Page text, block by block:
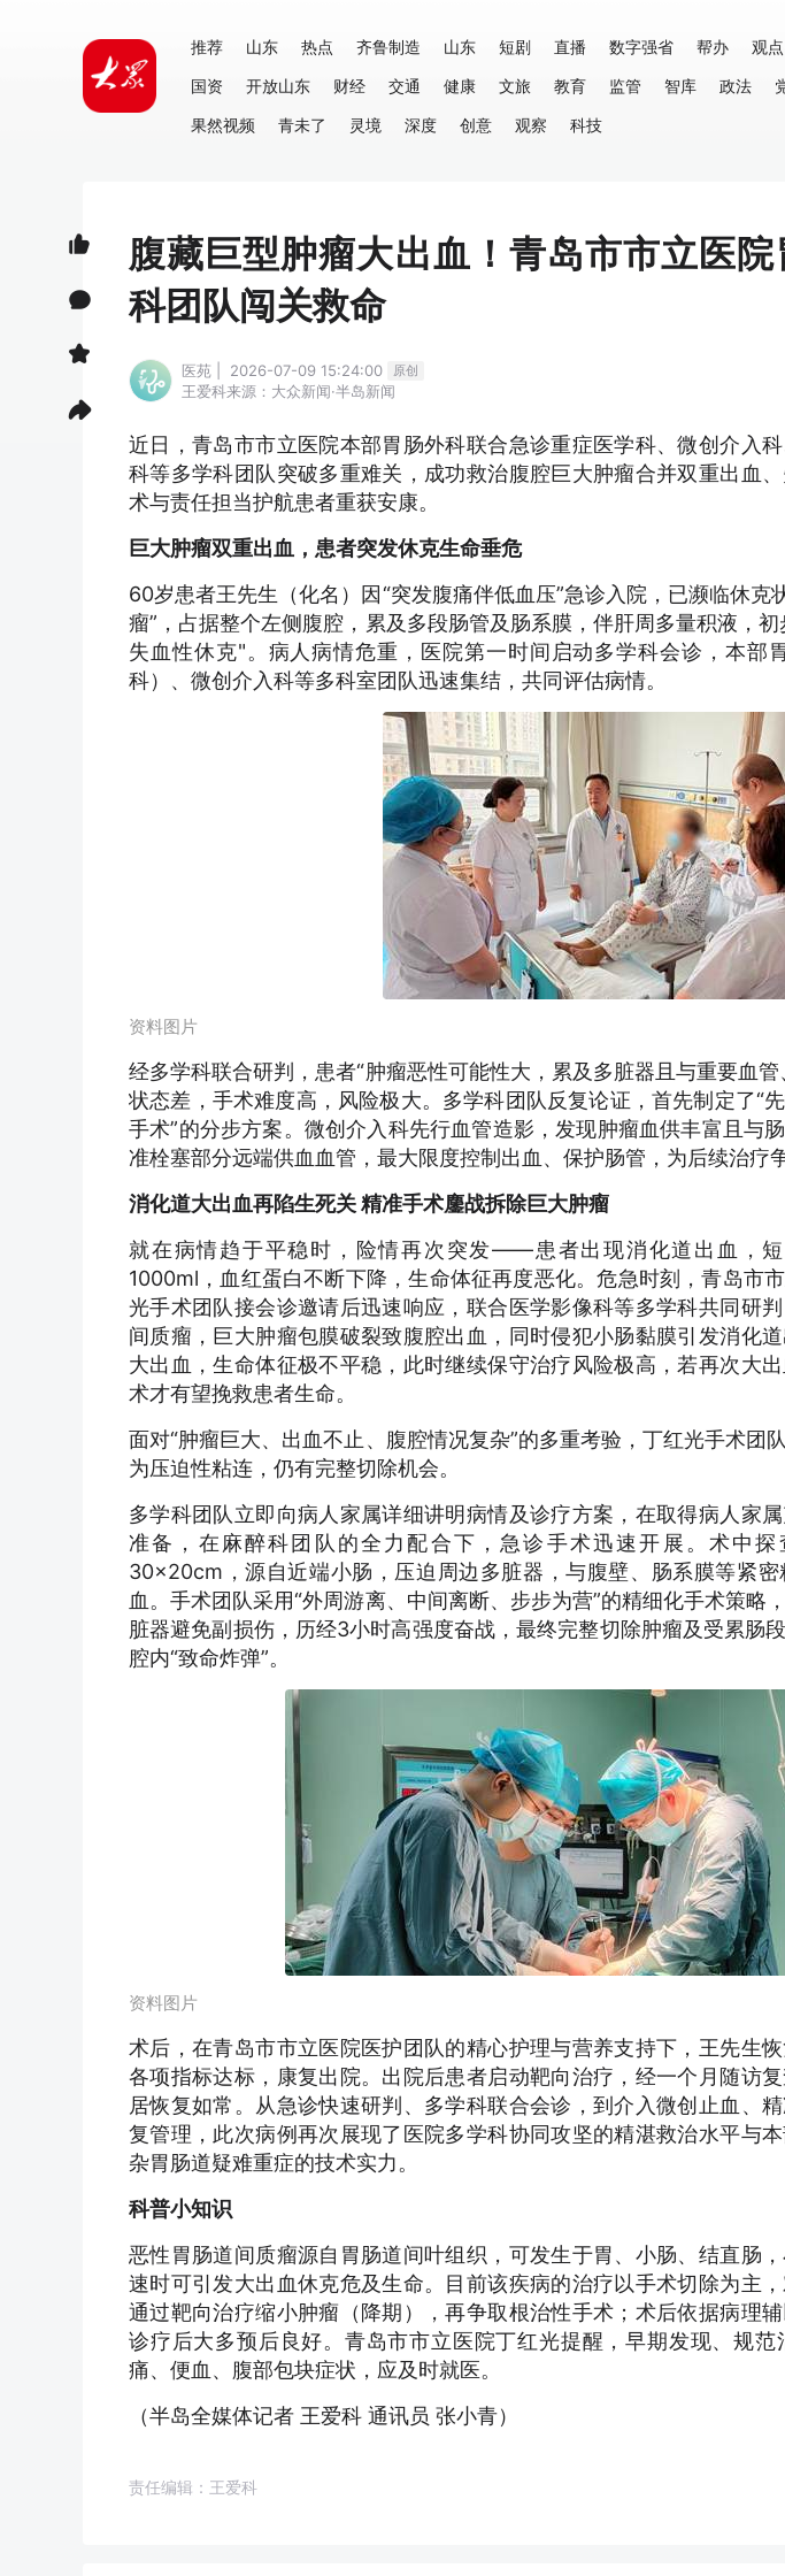
推荐 山东 热点 齐鲁制造 山东 短剧 直播 数字强省 帮办 观点
国资
开放山东 财经 交通 健康 文旅 教育 监管 智库 政法
果然视频
青未了 灵境 深度 创意 观察 科技
腹藏巨型肿瘤大出血！青岛市市立医
科团队闯关救命
医苑 | 2026-07-09 15:24:00 原创
王爱科来源：大众新闻·半岛新闻
近日，青岛市市立医院本部胃肠外科联合急诊重症医学科、微创介入
科等多学科团队突破多重难关，成功救治腹腔巨大肿瘤合并双重出血
术与责任担当护航患者重获安康。
巨大肿瘤双重出血，患者突发休克生命垂危
60岁患者王先生（化名）因“突发腹痛伴低血压”急诊入院，已濒临休克
瘤”，占据整个左侧腹腔，累及多段肠管及肠系膜，伴肝周多量积液，
失血性休克"。病人病情危重，医院第一时间启动多学科会诊，本部
科）、微创介入科等多科室团队迅速集结，共同评估病情。
资料图片
经多学科联合研判，患者“肿瘤恶性可能性大，累及多脏器且与重要血管
状态差，手术难度高，风险极大。多学科团队反复论证，首先制定了“
手术”的分步方案。微创介入科先行血管造影，发现肿瘤血供丰富且与
准栓塞部分远端供血血管，最大限度控制出血、保护肠管，为后续治疗
消化道大出血再陷生死关 精准手术鏖战拆除巨大肿瘤
就在病情趋于平稳时，险情再次突发——患者出现消化道出血，
1000ml，血红蛋白不断下降，生命体征再度恶化。危急时刻，青岛市
光手术团队接会诊邀请后迅速响应，联合医学影像科等多学科共同研
间质瘤，巨大肿瘤包膜破裂致腹腔出血，同时侵犯小肠黏膜引发消化
大出血，生命体征极不平稳，此时继续保守治疗风险极高，若再次大
术才有望挽救患者生命。
面对“肿瘤巨大、出血不止、腹腔情况复杂”的多重考验，丁红光手术团
为压迫性粘连，仍有完整切除机会。
多学科团队立即向病人家属详细讲明病情及诊疗方案，在取得病人家
准备，在麻醉科团队的全力配合下，急诊手术迅速开展。术中
30×20cm，源自近端小肠，压迫周边多脏器，与腹壁、肠系膜等紧
血。手术团队采用“外周游离、中间离断、步步为营”的精细化手术策略
脏器避免副损伤，历经3小时高强度奋战，最终完整切除肿瘤及受累肠
腔内“致命炸弹”。
资料图片
术后，在青岛市市立医院医护团队的精心护理与营养支持下，王先生
各项指标达标，康复出院。出院后患者启动靶向治疗，经一个月随访
居恢复如常。从急诊快速研判、多学科联合会诊，到介入微创止血、
复管理，此次病例再次展现了医院多学科协同攻坚的精湛救治水平与
杂胃肠道疑难重症的技术实力。
科普小知识
恶性胃肠道间质瘤源自胃肠道间叶组织，可发生于胃、小肠、结直肠
速时可引发大出血休克危及生命。目前该疾病的治疗以手术切除为主
通过靶向治疗缩小肿瘤（降期），再争取根治性手术；术后依据病理
诊疗后大多预后良好。青岛市市立医院丁红光提醒，早期发现、规
痛、便血、腹部包块症状，应及时就医。
（半岛全媒体记者 王爱科 通讯员 张小青）
责任编辑：王爱科